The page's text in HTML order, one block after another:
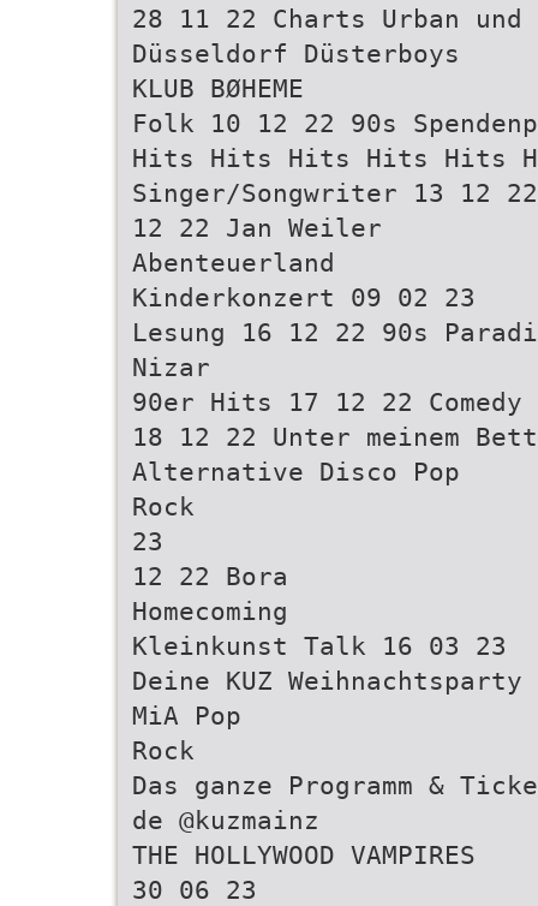
28 11 22 Charts Urban und
Düsseldorf Düsterboys
KLUB BØHEME
Folk 10 12 22 90s
Hits Hits Hits Hits Hits
Singer/Songwriter 13 12
12 22 Jan Weiler
Abenteuerland
Kinderkonzert 09 02 23
Lesung 16 12 22 90s
Nizar
90er Hits 17 12 22 Comedy
18 12 22 Unter meinem Bett
Alternative Disco Pop
Rock
23
12 22 Bora
Homecoming
Kleinkunst Talk 16 03 23
Deine KUZ Weihnachtsparty
MiA Pop
Rock
Das ganze Programm &
de @kuzmainz
THE HOLLYWOOD VAMPIRES
30 06 23